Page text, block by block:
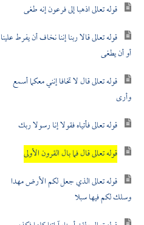
قوله تعالى اذهبا إلى فرعون إنه طغى
قوله تعالى قالا ربنا إننا نخاف أن يفرط علينا
أو أن يطغى
قوله تعالى قال لا تخافا إنني معكما أسمع
وأرى
قوله تعالى فأتياه فقولا إنا رسولا ربك
قوله تعالى قال فما بال القرون الأولى
قوله تعالى الذي جعل لكم الأرض مهدا
وسلك لكم فيها سبلا